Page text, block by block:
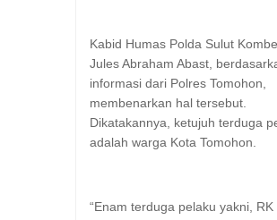
Kabid Humas Polda Sulut
Jules Abraham Abast,
informasi dari Polres Tomohon,
membenarkan hal tersebut.
Dikatakannya, ketujuh terduga
adalah warga Kota Tomohon.
“Enam terduga pelaku yakni, RK